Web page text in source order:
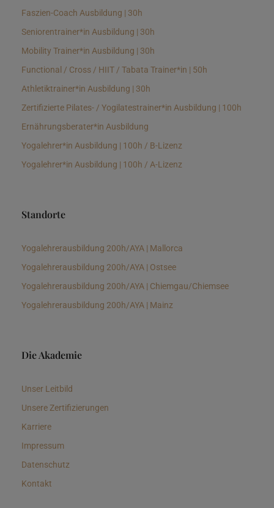
Faszien-Coach Ausbildung | 30h
Seniorentrainer*in Ausbildung | 30h
Mobility Trainer*in Ausbildung | 30h
Functional / Cross / HIIT / Tabata Trainer*in | 50h
Athletiktrainer*in Ausbildung | 30h
Zertifizierte Pilates- / Yogilatestrainer*in Ausbildung | 100h
Ernährungsberater*in Ausbildung
Yogalehrer*in Ausbildung | 100h / B-Lizenz
Yogalehrer*in Ausbildung | 100h / A-Lizenz
Standorte
Yogalehrerausbildung 200h/AYA | Mallorca
Yogalehrerausbildung 200h/AYA | Ostsee
Yogalehrerausbildung 200h/AYA | Chiemgau/Chiemsee
Yogalehrerausbildung 200h/AYA | Mainz
Die Akademie
Unser Leitbild
Unsere Zertifizierungen
Karriere
Impressum
Datenschutz
Kontakt